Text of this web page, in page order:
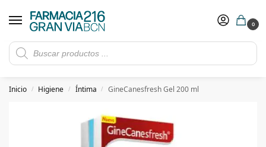
0
Rebajas de verano hasta -30%
​ 5€ de descuento con el cupón 5GRANVIA (compras superiores a 150€)
Inicio / Higiene / Íntima / GineCanesfresh Gel 200 ml